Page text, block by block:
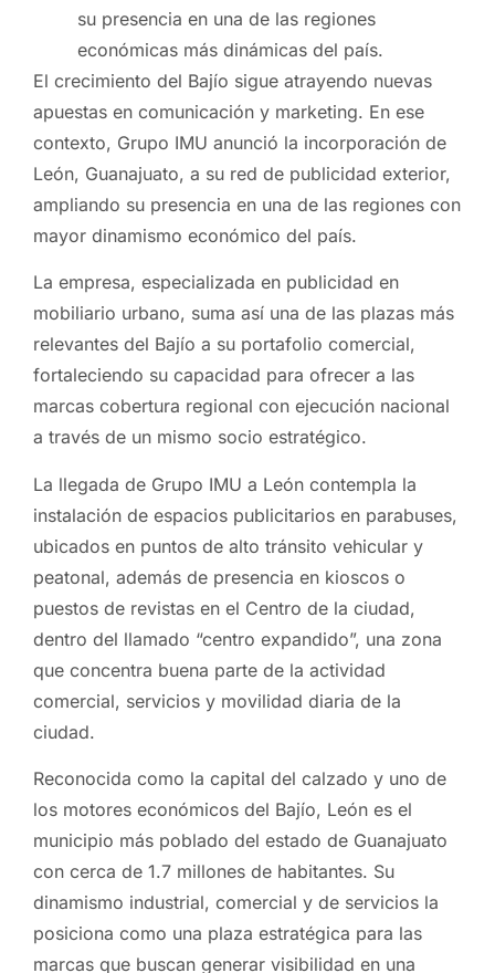
su presencia en una de las regiones
económicas más dinámicas del país.
El crecimiento del Bajío sigue atrayendo nuevas
apuestas en comunicación y marketing. En ese
contexto, Grupo IMU anunció la incorporación de
León, Guanajuato, a su red de publicidad exterior,
ampliando su presencia en una de las regiones con
mayor dinamismo económico del país.
La empresa, especializada en publicidad en
mobiliario urbano, suma así una de las plazas más
relevantes del Bajío a su portafolio comercial,
fortaleciendo su capacidad para ofrecer a las
marcas cobertura regional con ejecución nacional
a través de un mismo socio estratégico.
La llegada de Grupo IMU a León contempla la
instalación de espacios publicitarios en parabuses,
ubicados en puntos de alto tránsito vehicular y
peatonal, además de presencia en kioscos o
puestos de revistas en el Centro de la ciudad,
dentro del llamado “centro expandido”, una zona
que concentra buena parte de la actividad
comercial, servicios y movilidad diaria de la
ciudad.
Reconocida como la capital del calzado y uno de
los motores económicos del Bajío, León es el
municipio más poblado del estado de Guanajuato
con cerca de 1.7 millones de habitantes. Su
dinamismo industrial, comercial y de servicios la
posiciona como una plaza estratégica para las
marcas que buscan generar visibilidad en una